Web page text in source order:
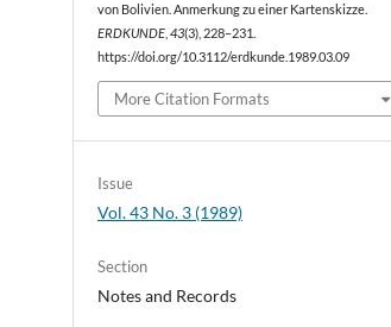
von Bolivien. Anmerkung zu einer Kartenskizze.
ERDKUNDE ,43(3), 228–231.
https://doi.org/10.3112/erdkunde.1989.03.09
More Citation Formats
Issue
Vol. 43 No. 3 (1989)
Section
Notes and Records